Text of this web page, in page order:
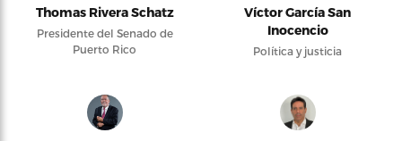
Thomas Rivera Schatz
Presidente del Senado de
Puerto Rico
Víctor García San
Inocencio
Política y justicia